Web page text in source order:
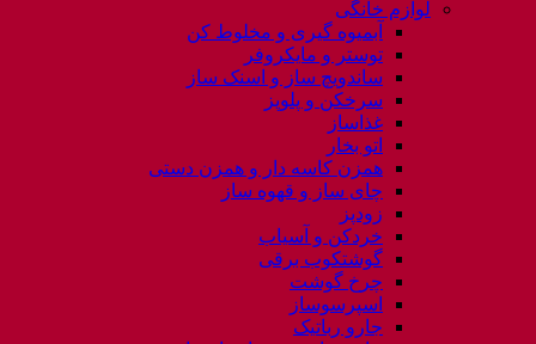
لوازم خانگی
آبمیوه گیری و مخلوط کن
توستر و مایکروفر
ساندویچ ساز و اسنک ساز
سرخکن و پلوپز
غذاساز
اتو بخار
همزن کاسه دار و همزن دستی
چای ساز و قهوه ساز
زودپز
خردکن و آسیاب
گوشتکوب برقی
چرخ گوشت
اسپرسوساز
جارو رباتیک